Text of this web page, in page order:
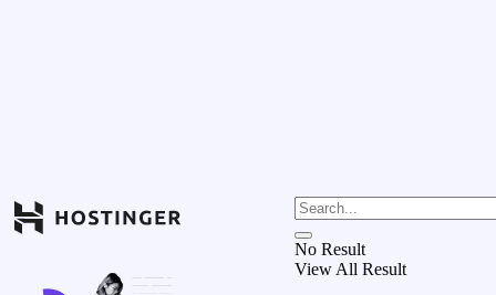
No Result
View All Result